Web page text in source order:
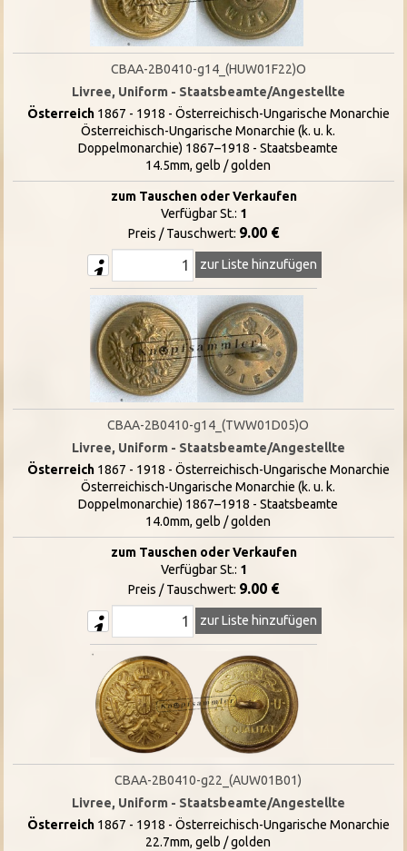
CBAA-2B0410-g14_(HUW01F22)O
Livree, Uniform - Staatsbeamte/Angestellte
Österreich1867 - 1918 - Österreichisch-Ungarische Monarchie
Österreichisch-Ungarische Monarchie (k. u. k.
Doppelmonarchie) 1867–1918 - Staatsbeamte
14.5mm, gelb / golden
zum Tauschen oder Verkaufen
Verfügbar St.: 1
Preis / Tauschwert: 9.00 €
zur Liste hinzufügen
CBAA-2B0410-g14_(TWW01D05)O
Livree, Uniform - Staatsbeamte/Angestellte
Österreich1867 - 1918 - Österreichisch-Ungarische Monarchie
Österreichisch-Ungarische Monarchie (k. u. k.
Doppelmonarchie) 1867–1918 - Staatsbeamte
14.0mm, gelb / golden
zum Tauschen oder Verkaufen
Verfügbar St.: 1
Preis / Tauschwert: 9.00 €
zur Liste hinzufügen
CBAA-2B0410-g22_(AUW01B01)
Livree, Uniform - Staatsbeamte/Angestellte
Österreich1867 - 1918 - Österreichisch-Ungarische Monarchie
22.7mm, gelb / golden